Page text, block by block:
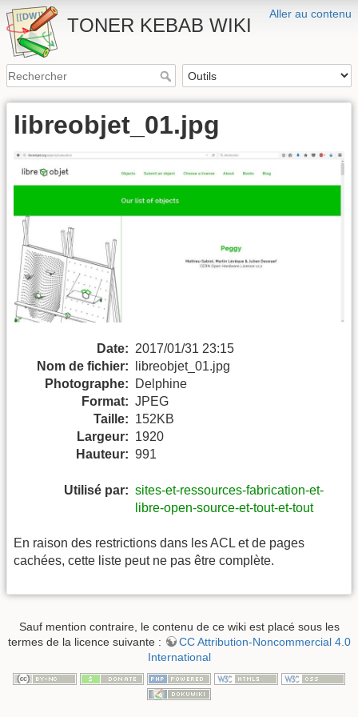
Aller au contenu
TONER KEBAB WIKI
libreobjet_01.jpg
Date: 2017/01/31 23:15
Nom de fichier:
libreobjet_01.jpg
Photographe:
Delphine
Format: JPEG
Taille: 152KB
Largeur: 1920
Hauteur: 991
Utilisé par: sites-et-ressources-fabrication-et-
libre-open-source-et-tout-et-tout
En raison des restrictions dans les ACL et de pages
cachées, cette liste peut ne pas être complète.
Sauf mention contraire, le contenu de ce wiki est placé sous les
termes de la licence suivante :
CC Attribution-Noncommercial 4.0
International